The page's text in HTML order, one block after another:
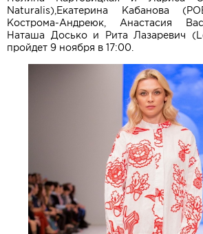
Naturalis),Екатерина Кабанова
Кострома-Андреюк, Анастасия
Наташа Досько и Рита Лазаревич
пройдет 9 ноября в 17:00.